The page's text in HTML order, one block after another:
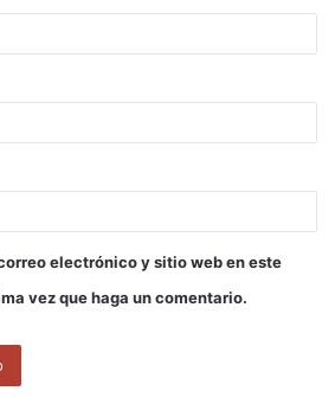
electrónico y sitio web en este
vez que haga un comentario.